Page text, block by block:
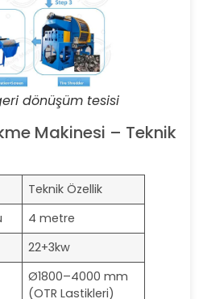
dönüşüm tesisi
Makinesi – Teknik
Teknik Özellik
4 metre
22+3kw
Ø1800–4000 mm
(OTR Lastikleri)